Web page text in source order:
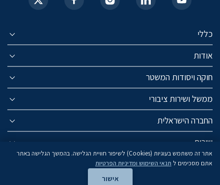
כללי
אודות
חוקה ויסודות המשטר
ממשל ושירות ציבורי
החברה הישראלית
שירות
אתר זה משתמש בעוגיות (Cookies) לשיפור חוויית הגלישה. בהמשך הגלישה באתר
אתם מסכימים ל תנאי השימוש ומדיניות הפרטיות
אישור